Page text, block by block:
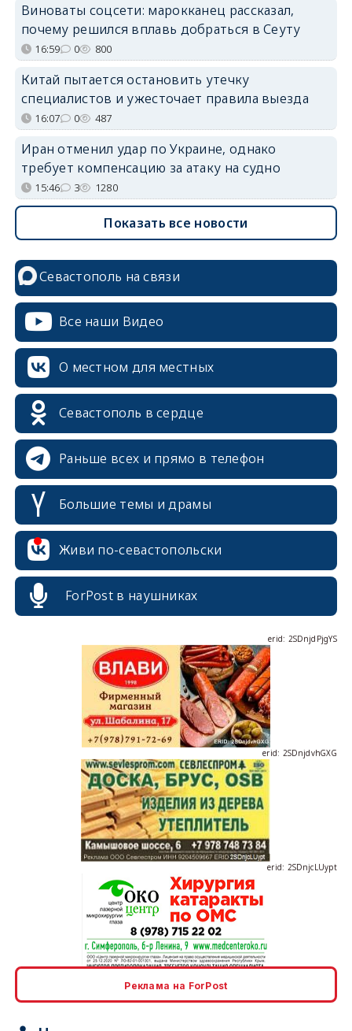
Виноваты соцсети: марокканец рассказал,
почему решился вплавь добраться в Сеуту
16:59 0 800
Китай пытается остановить утечку
специалистов и ужесточает правила выезда
16:07 0 487
Иран отменил удар по Украине, однако
требует компенсацию за атаку на судно
15:46 3 1280
Показать все новости
Севастополь на связи
Все наши Видео
О местном для местных
Севастополь в сердце
Раньше всех и прямо в телефон
Большие темы и драмы
Живи по-севастопольски
ForPost в наушниках
erid: 2SDnjdvhGXG
erid: 2SDnjcLUypt
erid: 2SDnjcrDNw6
Реклама на ForPost